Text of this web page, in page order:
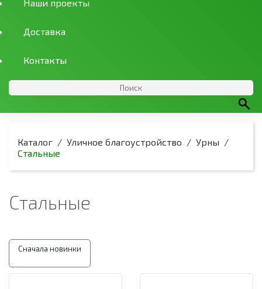
Наши проекты
Доставка
Контакты
Каталог / Уличное благоустройство / Урны /
Стальные
Стальные
Сначала новинки